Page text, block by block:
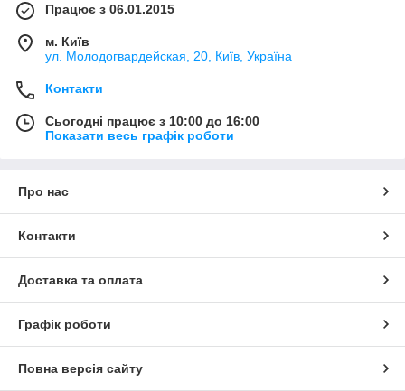
Працює з 06.01.2015
м. Київ
ул. Молодогвардейская, 20, Київ, Україна
Контакти
Сьогодні працює з 10:00 до 16:00
Показати весь графік роботи
Про нас
Контакти
Доставка та оплата
Графік роботи
Повна версія сайту